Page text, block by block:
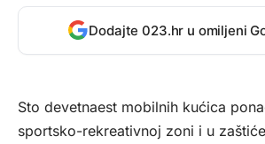
Dodajte 023.hr u omiljeni
Sto devetnaest mobilnih kućica
sportsko-rekreativnoj zoni i u